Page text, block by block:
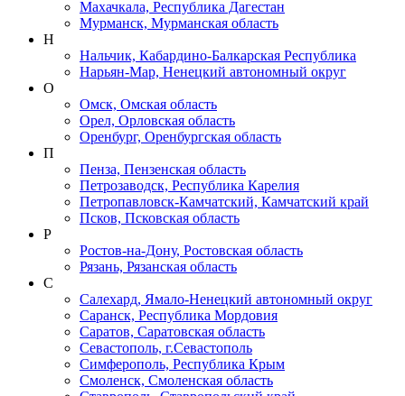
Махачкала, Республика Дагестан
Мурманск, Мурманская область
Н
Нальчик, Кабардино-Балкарская Республика
Нарьян-Мар, Ненецкий автономный округ
О
Омск, Омская область
Орел, Орловская область
Оренбург, Оренбургская область
П
Пенза, Пензенская область
Петрозаводск, Республика Карелия
Петропавловск-Камчатский, Камчатский край
Псков, Псковская область
Р
Ростов-на-Дону, Ростовская область
Рязань, Рязанская область
С
Салехард, Ямало-Ненецкий автономный округ
Саранск, Республика Мордовия
Саратов, Саратовская область
Севастополь, г.Севастополь
Симферополь, Республика Крым
Смоленск, Смоленская область